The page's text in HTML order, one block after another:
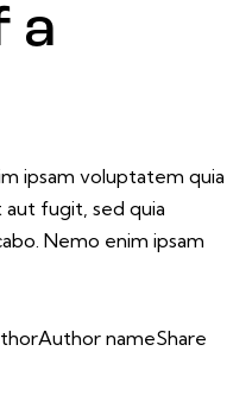
a
ipsam voluptatem quia
fugit, sed quia
Nemo enim ipsam
Author nameShare